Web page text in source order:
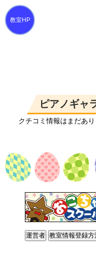
ピアノギャ
クチコミ情報はまだあり